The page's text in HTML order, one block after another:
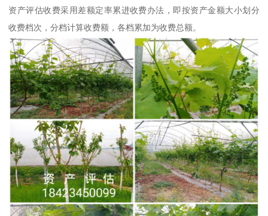
资产评估收费采用差额定率累进收费办法，即按资产金额大小划分
收费档次，分档计算收费额，各档累加为收费总额。